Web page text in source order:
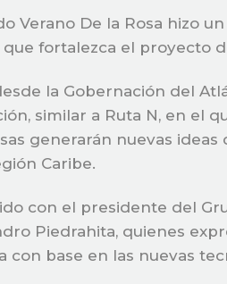
Verano De la Rosa hizo
fortalezca el proyecto
la Gobernación del
similar a Ruta N, en el
generarán nuevas
Caribe.
con el presidente del
Piedrahita, quienes
con base en las nuevas